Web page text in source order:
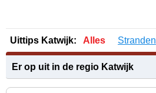
Uittips Katwijk: Alles Stranden
Er op uit in de regio Katwijk